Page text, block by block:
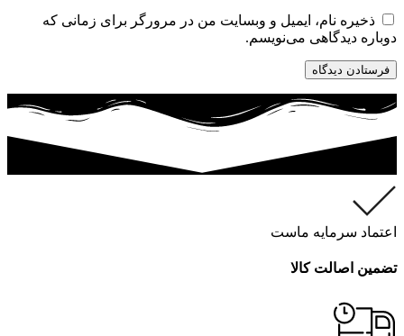
ذخیره نام، ایمیل و وبسایت من در مرورگر برای زمانی که
دوباره دیدگاهی می‌نویسم.
اعتماد سرمایه ماست
تضمین اصالت کالا